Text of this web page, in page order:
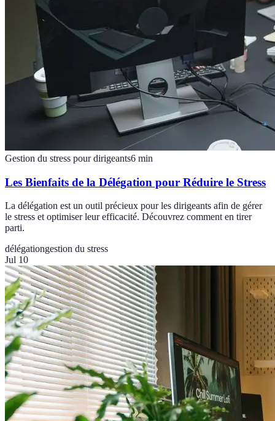
Gestion du stress pour dirigeants6 min
Les Bienfaits de la Délégation pour Réduire le Stress
La délégation est un outil précieux pour les dirigeants afin de gérer
le stress et optimiser leur efficacité. Découvrez comment en tirer
parti.
délégationgestion du stress
Jul 10